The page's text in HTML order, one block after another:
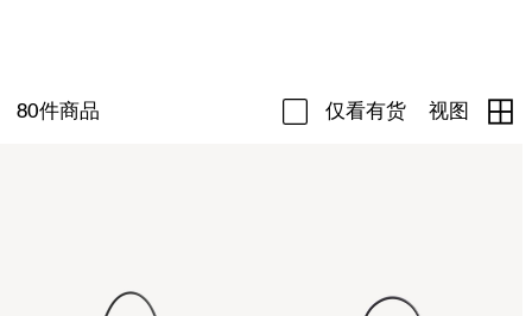
80件商品 仅看有货 视图